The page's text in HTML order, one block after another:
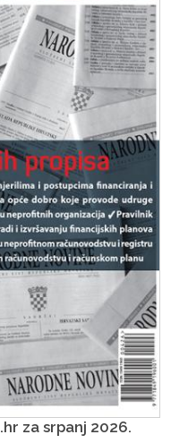
za srpanj 2026.